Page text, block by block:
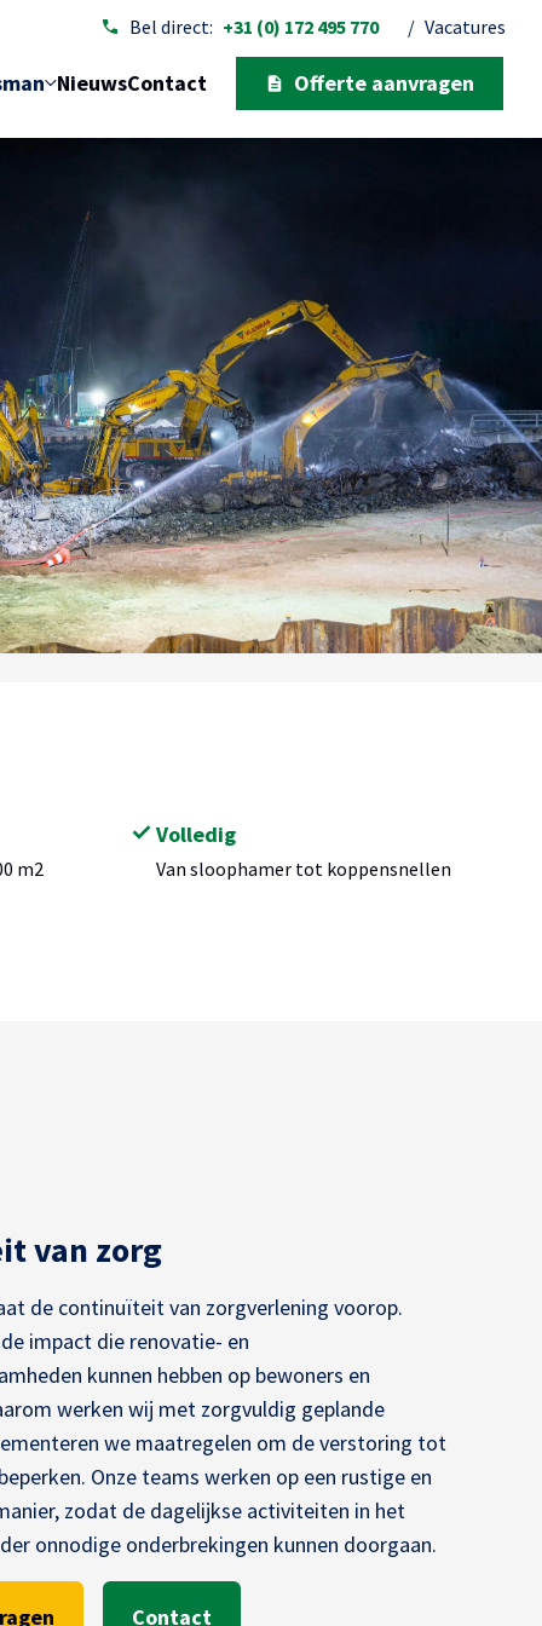
Bel direct: +31 (0) 172 495 770 / Vacatures
NieuwsContact Offerte aanvragen
m2
Volledig
Van sloophamer tot koppensnellen
van zorg
de continuïteit van zorgverlening voorop.
impact die renovatie- en
kunnen hebben op bewoners en
werken wij met zorgvuldig geplande
we maatregelen om de verstoring tot
Onze teams werken op een rustige en
zodat de dagelijkse activiteiten in het
onnodige onderbrekingen kunnen doorgaan.
Contact